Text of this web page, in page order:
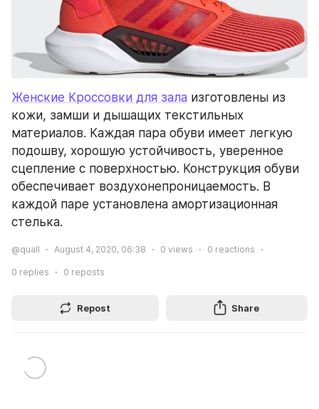
Женские Кроссовки для зала изготовлены из
кожи, замши и дышащих текстильных
материалов. Каждая пара обуви имеет легкую
подошву, хорошую устойчивость, уверенное
сцепление с поверхностью. Конструкция обуви
обеспечивает воздухонепроницаемость. В
каждой паре установлена амортизационная
стелька.
@quall August 4, 2020, 06:38 0 views 0 reactions
0 replies 0 reposts
Repost Share